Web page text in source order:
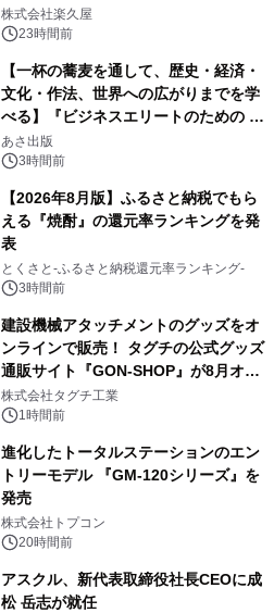
メニューを提供
株式会社楽久屋
23時間前
【一杯の蕎麦を通して、歴史・経済・
文化・作法、世界への広がりまでを学
べる】『ビジネスエリートのための 教
養としての蕎麦』2026年8月25日
（火）発売
あさ出版
3時間前
【2026年8月版】ふるさと納税でもら
える『焼酎』の還元率ランキングを発
表
とくさと-ふるさと納税還元率ランキング-
3時間前
建設機械アタッチメントのグッズをオ
ンラインで販売！ タグチの公式グッズ
通販サイト『GON-SHOP』が8月オー
プン
株式会社タグチ工業
1時間前
進化したトータルステーションのエン
トリーモデル 『GM-120シリーズ』を
発売
株式会社トプコン
20時間前
アスクル、新代表取締役社長CEOに成
松 岳志が就任